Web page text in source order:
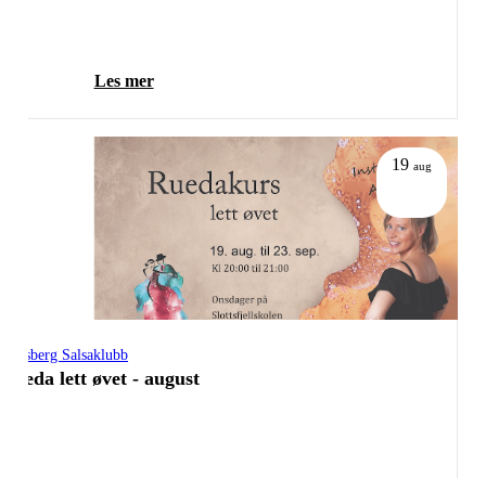
Les mer
Tønsberg Salsaklubb
Rueda lett øvet - august
19 aug